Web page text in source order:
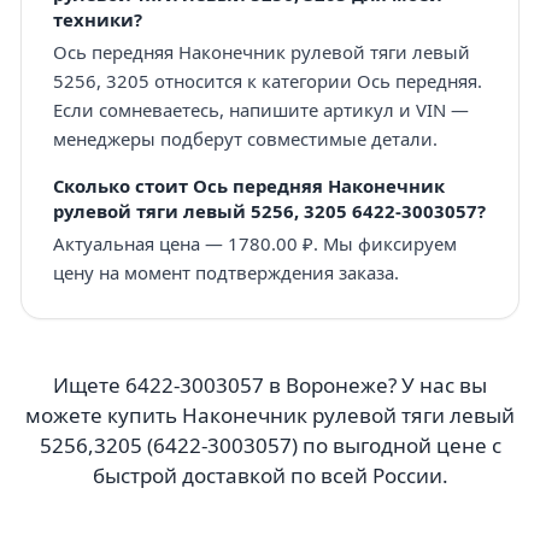
техники?
Ось передняя Наконечник рулевой тяги левый
5256, 3205 относится к категории Ось передняя.
Если сомневаетесь, напишите артикул и VIN —
менеджеры подберут совместимые детали.
Сколько стоит Ось передняя Наконечник
рулевой тяги левый 5256, 3205 6422-3003057?
Актуальная цена — 1780.00 ₽. Мы фиксируем
цену на момент подтверждения заказа.
Ищете 6422-3003057 в Воронеже? У нас вы
можете купить Наконечник рулевой тяги левый
5256,3205 (6422-3003057) по выгодной цене с
быстрой доставкой по всей России.